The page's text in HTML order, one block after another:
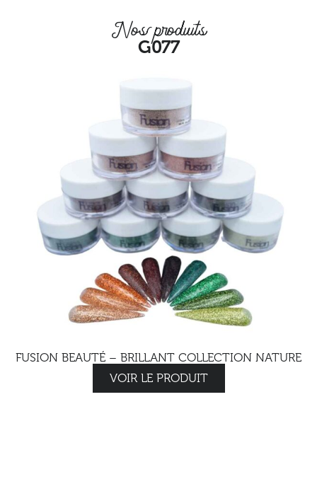
Nos produits
G077
FUSION BEAUTÉ – BRILLANT COLLECTION NATURE
VOIR LE PRODUIT